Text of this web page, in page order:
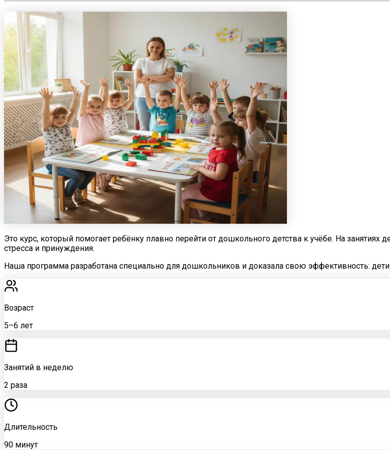
Это курс, который помогает ребёнку плавно перейти от дошкольного детства к учёбе. На
стресса и принуждения.
Наша программа разработана специально для дошкольников и доказала свою эффективность:
Возраст
5–6 лет
Занятий в неделю
2 раза
Длительность
90 минут